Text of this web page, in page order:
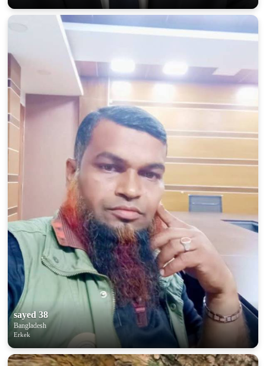
sayed 38
Bangladesh
Erkek
upload your own photo
100% FREE
×10 more visibility